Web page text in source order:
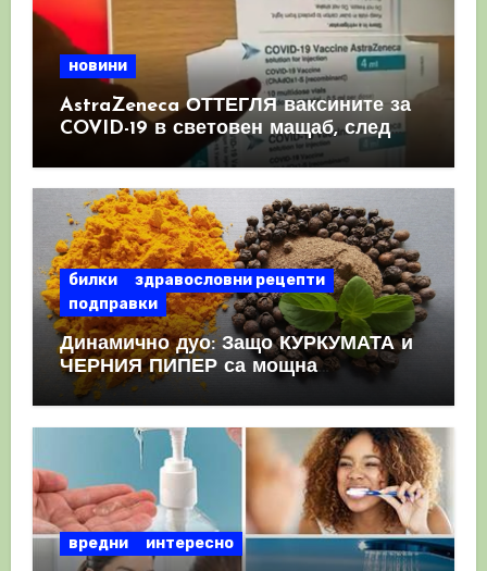
новини
AstraZeneca ОТТЕГЛЯ ваксините за
COVID-19 в световен мащаб, след
като призна, че те причиняват
билки
здравословни рецепти
подправки
Динамично дуо: Защо КУРКУМАТА и
ЧЕРНИЯ ПИПЕР са мощна
комбинация
вредни интересно